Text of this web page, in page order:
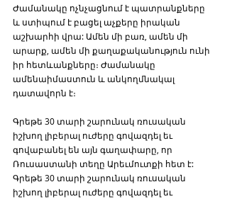
Ժամանակը ոչնչացնում է պատրանքները
և ստիպում է բացել աչքերը իրական
աշխարհի վրա: Ամեն մի բառ, ամեն մի
արարք, ամեն մի քաղաքականություն ունի
իր հետևանքները։ Ժամանակը
ամենաիմաստուն և անկողմնակալ
դատավորն է։
Գրեթե 30 տարի շարունակ ռուսական
իշխող լիբերալ ուժերը գովազդել եւ
գովաբանել են այն գաղափարը, որ
Ռուսաստանի տեղը Արեւմուտքի հետ է:
Գրեթե 30 տարի շարունակ ռուսական
իշխող լիբերալ ուժերը գովազդել եւ